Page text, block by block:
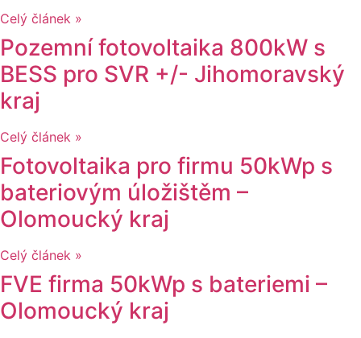
Celý článek »
Pozemní fotovoltaika 800kW s
BESS pro SVR +/- Jihomoravský
kraj
Celý článek »
Fotovoltaika pro firmu 50kWp s
bateriovým úložištěm –
Olomoucký kraj
Celý článek »
FVE firma 50kWp s bateriemi –
Olomoucký kraj